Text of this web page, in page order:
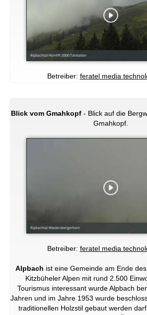
Betreiber: feratel media
Blick vom Gmahkopf- Blick auf die
Gmahkopf.
Betreiber: feratel media
Alpbach ist eine Gemeinde am Ende
Kitzbüheler Alpen mit rund 2.500
Tourismus interessant wurde Alpbach
Jahren und im Jahre 1953 wurde
traditionellen Holzstil gebaut werden